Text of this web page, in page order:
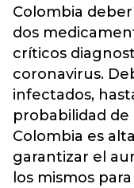
Colombia
dos
críticos
coronavirus.
infectados,
probabilidad
Colombia es
garantizar el
los mismos